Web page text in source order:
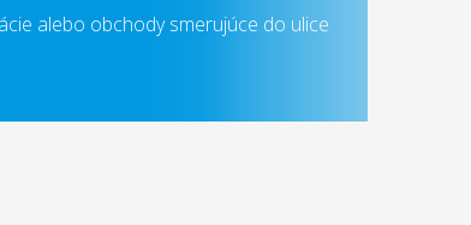
alebo obchody smerujúce do ulice